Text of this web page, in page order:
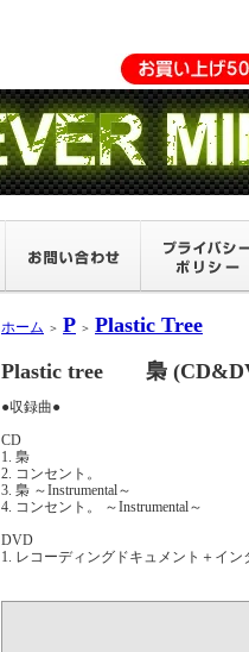
ホーム ＞ P ＞ Plastic Tree
Plastic tree 梟
●収録曲●
CD
1. 梟
2. コンセント。
3. 梟 ～Instrumental～
4. コンセント。 ～Instrumental～
DVD
1. レコーディングドキュメント＋イ